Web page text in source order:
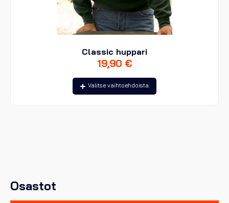
Osastot
Classic huppari
19,90 €
Valitse vaihtoehdoista
Tällä
tuotteella